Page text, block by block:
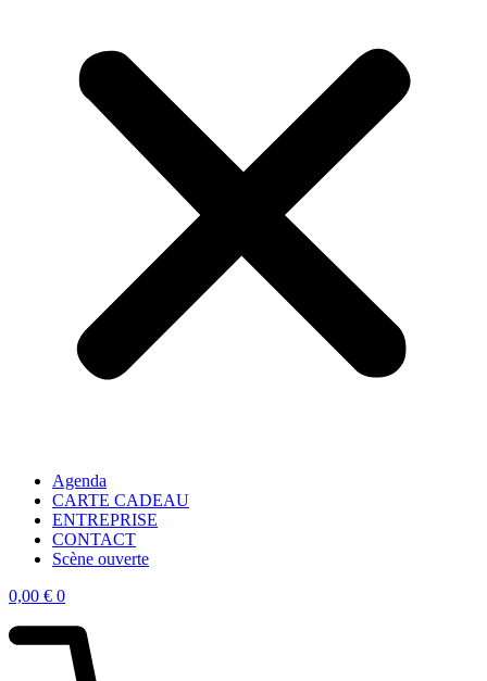
Agenda
CARTE CADEAU
ENTREPRISE
CONTACT
Scène ouverte
0,00 € 0